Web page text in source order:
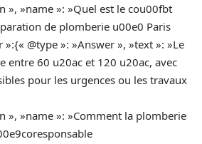
», »name »: »Quel est le cou00fbt
de plomberie u00e0 Paris
»:{« @type »: »Answer », »text »: »Le
entre 60 u20ac et 120 u20ac, avec
pour les urgences ou les travaux
», »name »: »Comment la plomberie